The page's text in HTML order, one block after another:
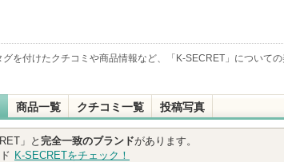
グを付けたクチコミや商品情報など、「 K-SECRET 」について
商品一覧 クチコミ一覧 投稿写真
」と 完全一致のブランドがあります。
K-SECRETをチェック！